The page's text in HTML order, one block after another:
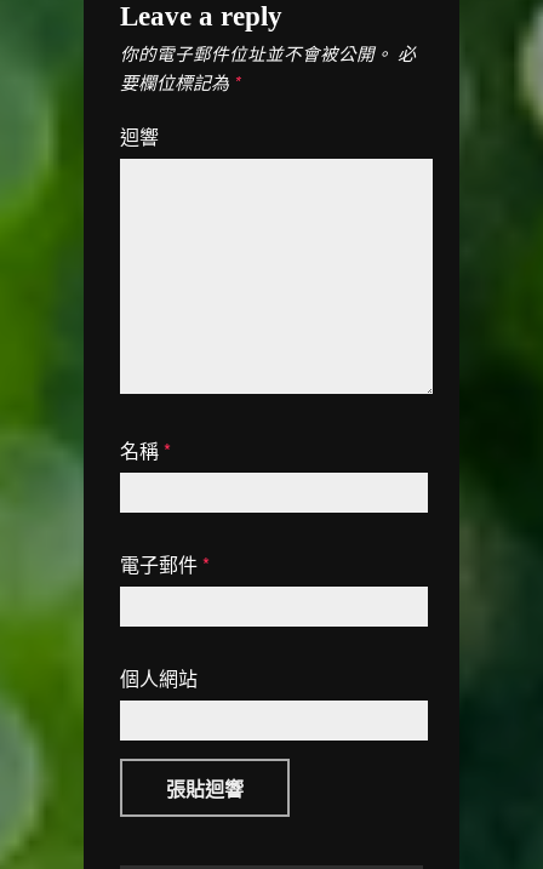
Leave a reply
你的電子郵件位址並不會被公開。 必
要欄位標記為 *
迴響
名稱*
電子郵件*
個人網站